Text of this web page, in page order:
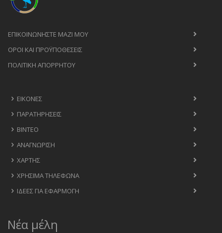
ΕΠΙΚΟΙΝΩΝΉΣΤΕ ΜΑΖΊ ΜΟΥ
ΟΡΟΙ ΚΑΙ ΠΡΟΫΠΟΘΈΣΕΙΣ
ΠΟΛΙΤΙΚΉ ΑΠΟΡΡΉΤΟΥ
ΕΙΚΌΝΕΣ
ΠΑΡΑΤΗΡΉΣΕΙΣ
ΒΊΝΤΕΟ
ΑΝΑΓΝΏΡΙΣΗ
ΧΆΡΤΗΣ
ΧΡΉΣΙΜΑ ΤΗΛΈΦΩΝΑ
ΙΔΈΕΣ ΓΙΑ ΕΦΑΡΜΟΓΉ
Νέα μέλη